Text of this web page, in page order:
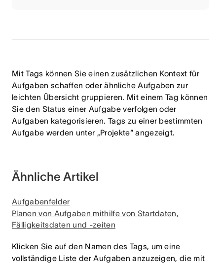
Mit Tags können Sie einen zusätzlichen Kontext für
Aufgaben schaffen oder ähnliche Aufgaben zur
leichten Übersicht gruppieren. Mit einem Tag können
Sie den Status einer Aufgabe verfolgen oder
Aufgaben kategorisieren. Tags zu einer bestimmten
Aufgabe werden unter „Projekte“ angezeigt.
Ähnliche Artikel
Aufgabenfelder
Planen von Aufgaben mithilfe von Startdaten,
Fälligkeitsdaten und -zeiten
Klicken Sie auf den Namen des Tags, um eine
vollständige Liste der Aufgaben anzuzeigen, die mit